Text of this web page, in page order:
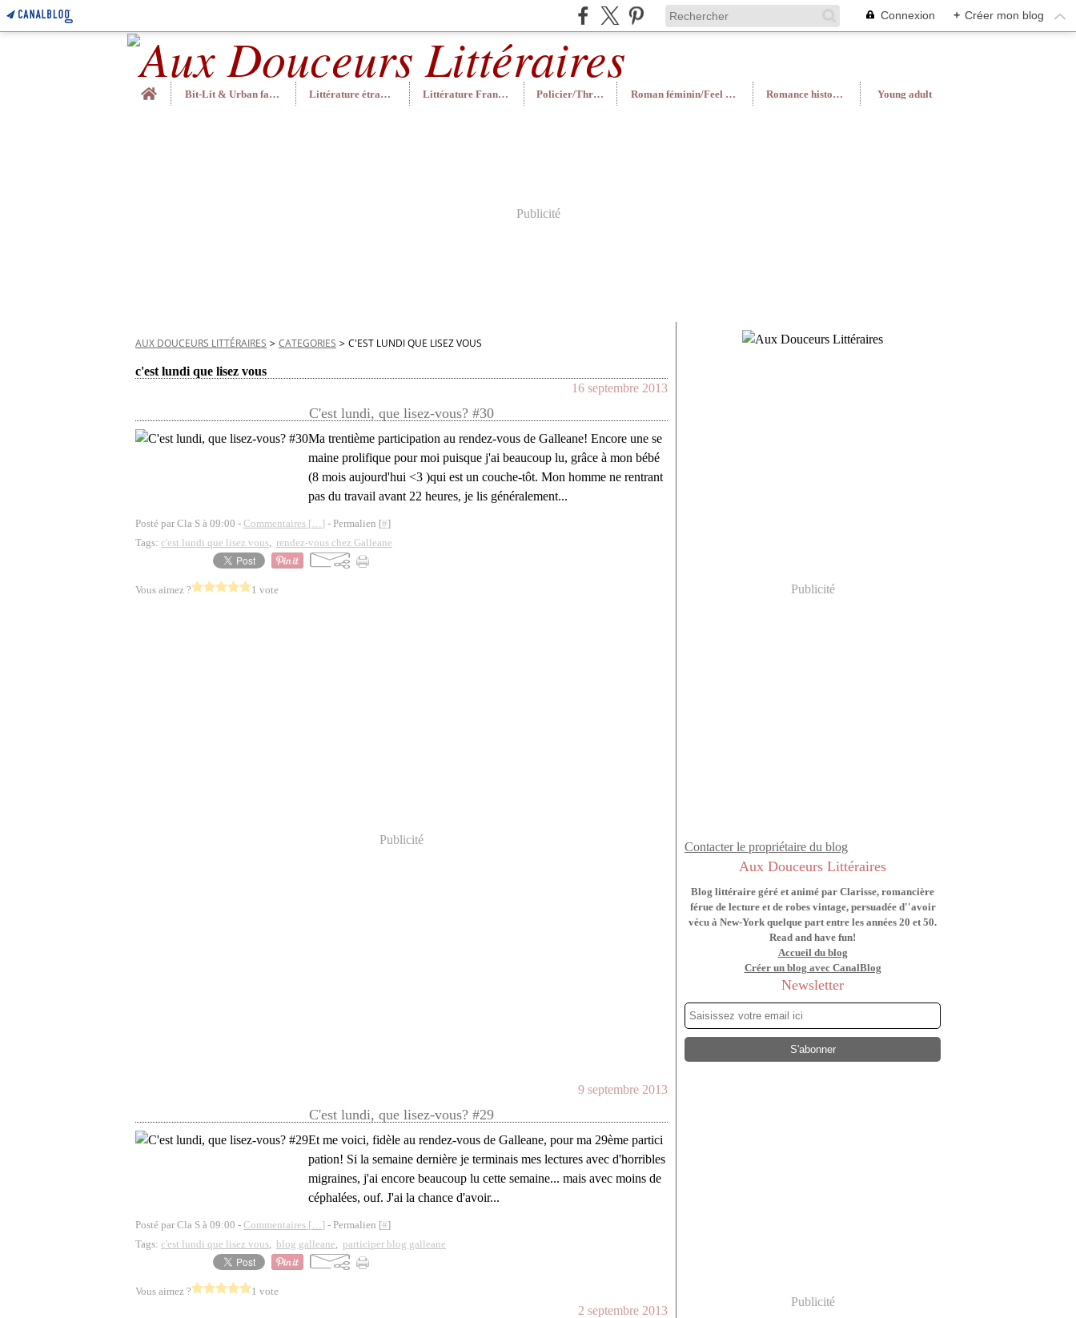
Connexion + Créer mon blog
Home
Bit-Lit & Urban fantasy Littérature étrangère Littérature Française Policier/Thriller Roman féminin/Feel Good Romance historique Young adult
Publicité
AUX DOUCEURS LITTÉRAIRES > CATEGORIES > C'EST LUNDI QUE LISEZ VOUS
c'est lundi que lisez vous
16 septembre 2013
C'est lundi, que lisez-vous? #30
Ma trentième participation au rendez-vous de Galleane! Encore une se
maine prolifique pour moi puisque j'ai beaucoup lu, grâce à mon bébé
(8 mois aujourd'hui <3 )qui est un couche-tôt. Mon homme ne rentrant
pas du travail avant 22 heures, je lis généralement...
Posté par Cla S à 09:00 - Commentaires […] - Permalien [#]
Tags: c'est lundi que lisez vous, rendez-vous chez Galleane
Vous aimez ? 1 vote
Publicité
9 septembre 2013
C'est lundi, que lisez-vous? #29
Et me voici, fidèle au rendez-vous de Galleane, pour ma 29ème partici
pation! Si la semaine dernière je terminais mes lectures avec d'horribles
migraines, j'ai encore beaucoup lu cette semaine... mais avec moins de
céphalées, ouf. J'ai la chance d'avoir...
Posté par Cla S à 09:00 - Commentaires […] - Permalien [#]
Tags: c'est lundi que lisez vous, blog galleane, participer blog galleane
Vous aimez ? 1 vote
2 septembre 2013
Publicité
Contacter le propriétaire du blog
Aux Douceurs Littéraires
Blog littéraire géré et animé par Clarisse, romancière
férue de lecture et de robes vintage, persuadée d''avoir
vécu à New-York quelque part entre les années 20 et 50.
Read and have fun!
Accueil du blog
Créer un blog avec CanalBlog
Newsletter
Publicité